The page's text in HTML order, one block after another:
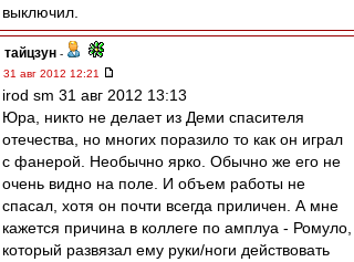
выключил.
тайцзун -
31 авг 2012 12:21
irod sm 31 авг 2012 13:13
Юра, никто не делает из Деми спасителя
отечества, но многих поразило то как он играл
с фанерой. Необычно ярко. Обычно же его не
очень видно на поле. И объем работы не
спасал, хотя он почти всегда приличен. А мне
кажется причина в коллеге по амплуа - Ромуло,
который развязал ему руки/ноги действовать